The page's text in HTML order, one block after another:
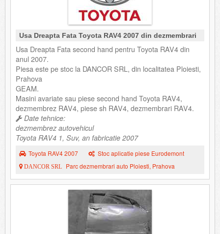
Usa Dreapta Fata Toyota RAV4 2007 din dezmembrari
Usa Dreapta Fata second hand pentru Toyota RAV4 din
anul 2007.
Piesa este pe stoc la DANCOR SRL, din localitatea Ploiesti,
Prahova
GEAM.
Masini avariate sau piese second hand Toyota RAV4,
dezmembrez RAV4, piese sh RAV4, dezmembrari RAV4.
Date tehnice:
dezmembrez autovehicul
Toyota RAV4 1, Suv, an fabricatie 2007
Toyota RAV4 2007 Stoc aplicatie piese Eurodemont
DANCOR SRL Parc dezmembrari auto Ploiesti, Prahova